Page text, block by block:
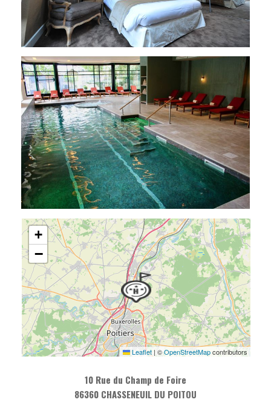
+
−
Leaflet | ©OpenStreetMapcontributors
10 Rue du Champ de Foire
86360 CHASSENEUIL DU POITOU